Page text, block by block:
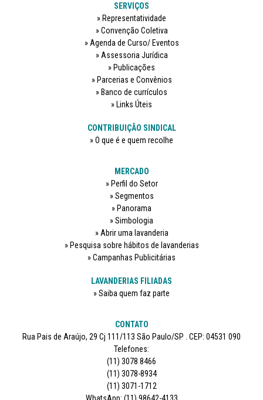
SERVIÇOS
Representatividade
Convenção Coletiva
Agenda de Curso/ Eventos
Assessoria Jurídica
Publicações
Parcerias e Convênios
Banco de currículos
Links Úteis
CONTRIBUIÇÃO SINDICAL
O que é e quem recolhe
MERCADO
Perfil do Setor
Segmentos
Panorama
Simbologia
Abrir uma lavanderia
Pesquisa sobre hábitos de lavanderias
Campanhas Publicitárias
LAVANDERIAS FILIADAS
Saiba quem faz parte
CONTATO
Rua Pais de Araújo, 29 Cj 111/113 São Paulo/SP . CEP: 04531 090
Telefones:
(11) 3078 8466
(11) 3078-8934
(11) 3071-1712